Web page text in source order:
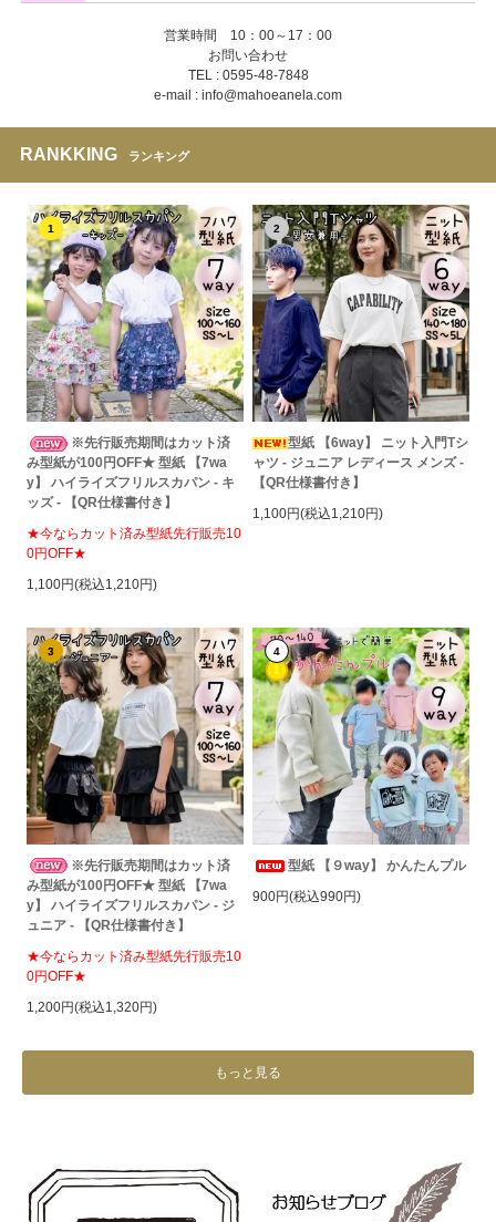
営業時間 10：00～17：00
お問い合わせ
TEL : 0595-48-7848
e-mail : info@mahoeanela.com
RANKKING ランキング
1
※先行販売期間はカット済
み型紙が100円OFF★ 型紙 【7wa
y】 ハイライズフリルスカパン - キ
ッズ - 【QR仕様書付き】
★今ならカット済み型紙先行販売10
0円OFF★
1,100円(税込1,210円)
2
型紙 【6way】 ニット入門Tシ
ャツ - ジュニア レディース メンズ -
【QR仕様書付き】
1,100円(税込1,210円)
3
※先行販売期間はカット済
み型紙が100円OFF★ 型紙 【7wa
y】 ハイライズフリルスカパン - ジ
ュニア - 【QR仕様書付き】
★今ならカット済み型紙先行販売10
0円OFF★
1,200円(税込1,320円)
4
型紙 【９way】 かんたんプル
900円(税込990円)
もっと見る